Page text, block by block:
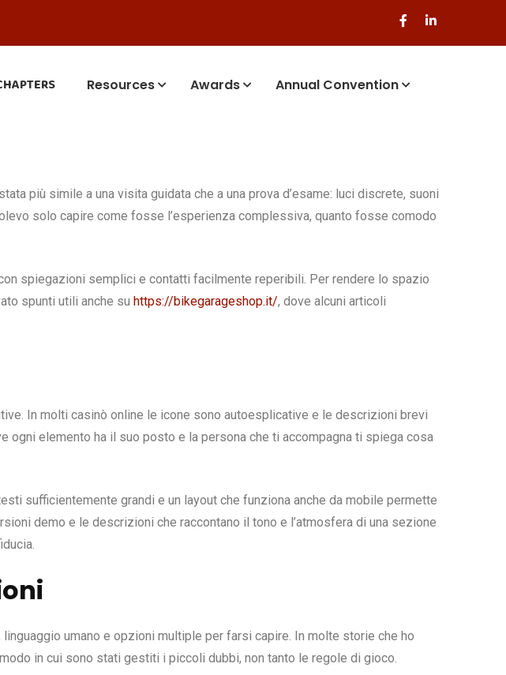
Resources Awards Annual Convention
più simile a una visita guidata che a una prova d’esame: luci discrete, suoni
solo capire come fosse l’esperienza complessiva, quanto fosse comodo
spiegazioni semplici e contatti facilmente reperibili. Per rendere lo spazio
spunti utili anche su https://bikegarageshop.it/, dove alcuni articoli
In molti casinò online le icone sono autoesplicative e le descrizioni brevi
ogni elemento ha il suo posto e la persona che ti accompagna ti spiega cosa
sufficientemente grandi e un layout che funziona anche da mobile permette
demo e le descrizioni che raccontano il tono e l’atmosfera di una sezione
umano e opzioni multiple per farsi capire. In molte storie che ho
in cui sono stati gestiti i piccoli dubbi, non tanto le regole di gioco.